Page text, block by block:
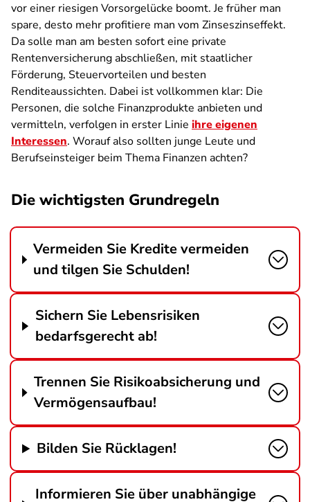
vor einer riesigen Vorsorgelücke boomt. Je früher man
spare, desto mehr profitiere man vom Zinseszinseffekt.
Da solle man am besten sofort eine private
Rentenversicherung abschließen, mit staatlicher
Förderung, Steuervorteilen und besten
Renditeaussichten. Dabei ist vollkommen klar: Die
Personen, die solche Finanzprodukte anbieten und
vermitteln, verfolgen in erster Linie ihre eigenen
Interessen. Worauf also sollten junge Leute und
Berufseinsteiger beim Thema Finanzen achten?
Die wichtigsten Grundregeln
Vermeiden Sie Kredite vermeiden
und tilgen Sie Schulden!
Sichern Sie Lebensrisiken
bedarfsgerecht ab!
Trennen Sie Risikoabsicherung und
Vermögensaufbau!
Bilden Sie Rücklagen!
Informieren Sie über unabhängige